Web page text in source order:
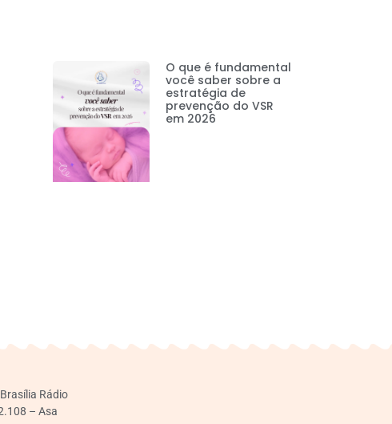
O que é fundamental
você saber sobre a
estratégia de
prevenção do VSR
em 2026
Rádio
– Asa